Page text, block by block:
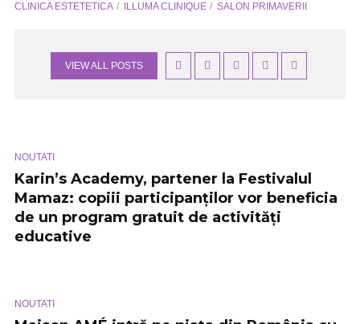
CLINICA ESTETETICA ILLUMA CLINIQUE SALON PRIMAVERII
VIEW ALL POSTS
NOUTATI
Karin’s Academy, partener la Festivalul
Mamaz: copiii participanților vor beneficia
de un program gratuit de activități
educative
NOUTATI